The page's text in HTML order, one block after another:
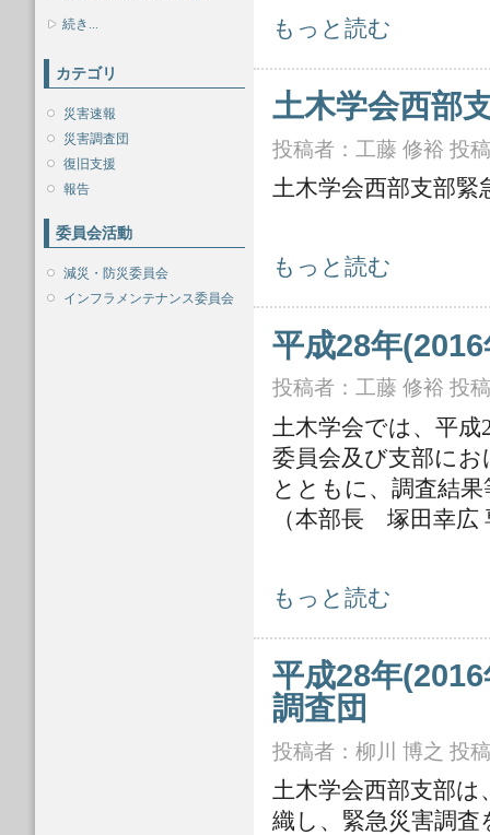
表示
続き...
カテゴリ
災害速報
災害調査団
復旧支援
報告
委員会活動
減災・防災委員会
インフラメンテナンス委員会
平成28年(2016年)熊本地震 地盤-斜
もっと読む
土木学会西部
投稿者： 工藤 修裕 投
土木学会西部支部
土木学会西部支部 緊急調査団報告
もっと読む
平成28年
投稿者： 工藤 修裕 投
土木学会では、平
委員会及び支部に
とともに、調査結
（本部長 塚田幸広
平成28年(2016年)熊本地震対策本部
もっと読む
平成28年
調査団
投稿者： 柳川 博之 投
土木学会西部支部
織し、緊急災害調